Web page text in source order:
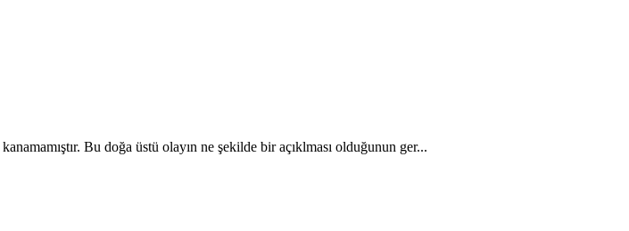
Bu doğa üstü olayın ne şekilde bir açıklması olduğunun ger...